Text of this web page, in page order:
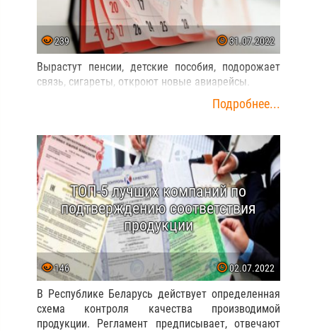
239 31.07.2022
Вырастут пенсии, детские пособия, подорожает
связь, сигареты, откроют новые авиарейсы.
Подробнее...
ТОП-5 лучших компаний по
подтверждению соответствия
продукции
146 02.07.2022
В Республике Беларусь действует определенная
схема контроля качества производимой
продукции. Регламент предписывает, отвечают